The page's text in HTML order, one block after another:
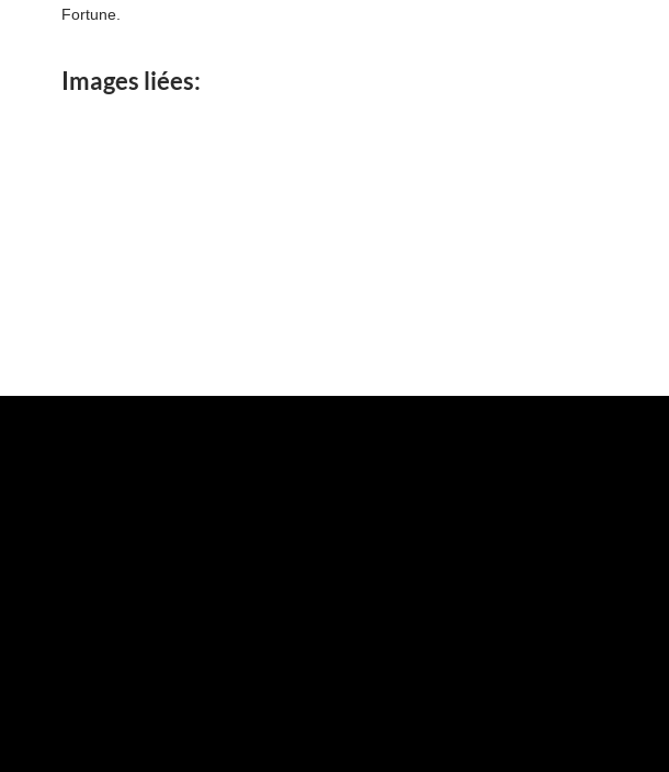
Fortune.
Images liées: